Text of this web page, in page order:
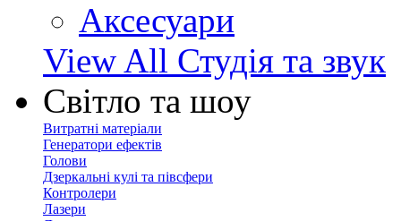
Аксесуари
View All Студія та звук
Світло та шоу
Витратні матеріали
Генератори ефектів
Голови
Дзеркальні кулі та півсфери
Контролери
Лазери